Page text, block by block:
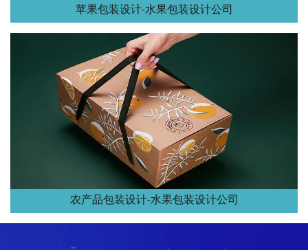
苹果包装设计-水果包装设计公司
农产品包装设计-水果包装设计公司